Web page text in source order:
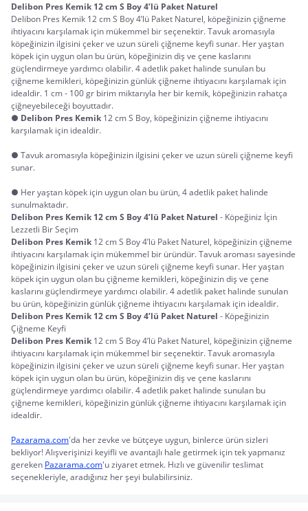
Delibon Pres Kemik 12 cm S Boy 4’lü Paket Naturel
Delibon Pres Kemik 12 cm S Boy 4’lü Paket Naturel, köpeğinizin çiğneme
ihtiyacını karşılamak için mükemmel bir seçenektir. Tavuk aromasıyla
köpeğinizin ilgisini çeker ve uzun süreli çiğneme keyfi sunar. Her yaştan
köpek için uygun olan bu ürün, köpeğinizin diş ve çene kaslarını
güçlendirmeye yardımcı olabilir. 4 adetlik paket halinde sunulan bu
çiğneme kemikleri, köpeğinizin günlük çiğneme ihtiyacını karşılamak için
idealdir. 1 cm - 100 gr birim miktarıyla her bir kemik, köpeğinizin rahatça
çiğneyebileceği boyuttadır.
● Delibon Pres Kemik 12 cm S Boy, köpeğinizin çiğneme ihtiyacını
karşılamak için idealdir.
● Tavuk aromasıyla köpeğinizin ilgisini çeker ve uzun süreli çiğneme keyfi
sunar.
● Her yaştan köpek için uygun olan bu ürün, 4 adetlik paket halinde
sunulmaktadır.
Delibon Pres Kemik 12 cm S Boy 4’lü Paket Naturel - Köpeğiniz İçin
Lezzetli Bir Seçim
Delibon Pres Kemik 12 cm S Boy 4’lü Paket Naturel, köpeğinizin çiğneme
ihtiyacını karşılamak için mükemmel bir üründür. Tavuk aroması sayesinde
köpeğinizin ilgisini çeker ve uzun süreli çiğneme keyfi sunar. Her yaştan
köpek için uygun olan bu çiğneme kemikleri, köpeğinizin diş ve çene
kaslarını güçlendirmeye yardımcı olabilir. 4 adetlik paket halinde sunulan
bu ürün, köpeğinizin günlük çiğneme ihtiyacını karşılamak için idealdir.
Delibon Pres Kemik 12 cm S Boy 4’lü Paket Naturel - Köpeğinizin
Çiğneme Keyfi
Delibon Pres Kemik 12 cm S Boy 4’lü Paket Naturel, köpeğinizin çiğneme
ihtiyacını karşılamak için mükemmel bir seçenektir. Tavuk aromasıyla
köpeğinizin ilgisini çeker ve uzun süreli çiğneme keyfi sunar. Her yaştan
köpek için uygun olan bu ürün, köpeğinizin diş ve çene kaslarını
güçlendirmeye yardımcı olabilir. 4 adetlik paket halinde sunulan bu
çiğneme kemikleri, köpeğinizin günlük çiğneme ihtiyacını karşılamak için
idealdir.
Pazarama.com'da her zevke ve bütçeye uygun, binlerce ürün sizleri
bekliyor! Alışverişinizi keyifli ve avantajlı hale getirmek için tek yapmanız
gereken Pazarama.com'u ziyaret etmek. Hızlı ve güvenilir teslimat
seçenekleriyle, aradığınız her şeyi bulabilirsiniz.